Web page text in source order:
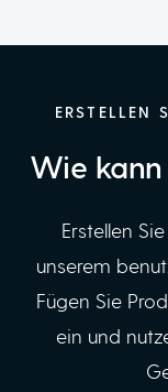
ERSTELLEN
Wie
Erstellen
unserem
Fügen Sie
ein und